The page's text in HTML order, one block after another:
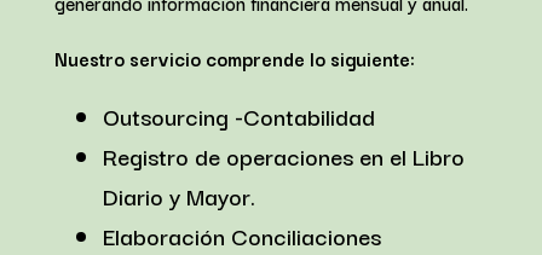
Nuestro servicio comprende lo siguiente:
Outsourcing -Contabilidad
Registro de operaciones en el Libro
Diario y Mayor.
Elaboración Conciliaciones